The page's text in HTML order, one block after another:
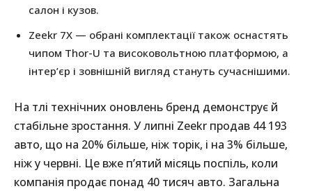
салон і кузов.
Zeekr 7X — обрані комплектації також оснастять
чипом Thor-U та високовольтною платформою, а
інтер’єр і зовнішній вигляд стануть сучаснішими.
На тлі технічних оновлень бренд демонструє й
стабільне зростання. У липні Zeekr продав 44 193
авто, що на 20% більше, ніж торік, і на 3% більше,
ніж у червні. Це вже п’ятий місяць поспіль, коли
компанія продає понад 40 тисяч авто. Загальна